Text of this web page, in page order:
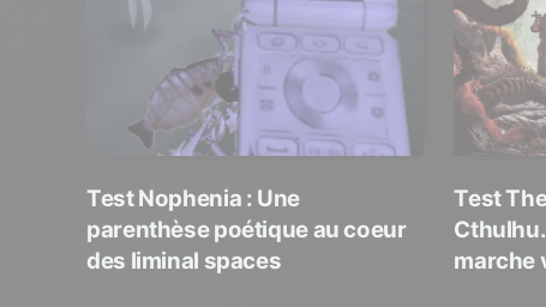
🎯 Tactical Shooter 🏰 Tower Defense
Test Nophenia : Une
parenthèse poétique au coeur
des liminal spaces
Test
marche